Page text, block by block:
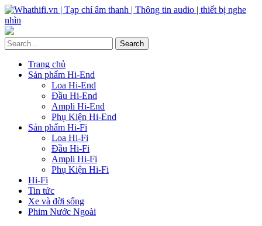
Trang chủ
Sản phẩm Hi-End
Loa Hi-End
Đầu Hi-End
Ampli Hi-End
Phụ Kiện Hi-End
Sản phẩm Hi-Fi
Loa Hi-Fi
Đầu Hi-Fi
Ampli Hi-Fi
Phụ Kiện Hi-Fi
Hi-Fi
Tin tức
Xe và đời sống
Phim Nước Ngoài